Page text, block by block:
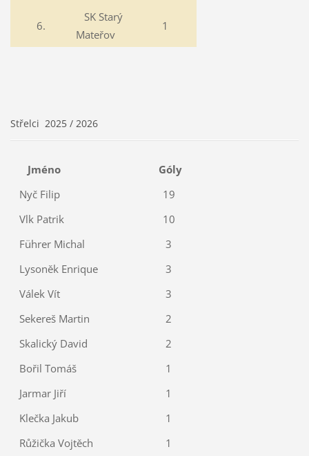
6.
SK Starý
Mateřov
1
Střelci 2025 / 2026
Jméno
Góly
Nyč Filip
19
Vlk Patrik
10
Führer Michal
3
Lysoněk Enrique
3
Válek Vít
3
Sekereš Martin
2
Skalický David
2
Bořil Tomáš
1
Jarmar Jiří
1
Klečka Jakub
1
Růžička Vojtěch
1